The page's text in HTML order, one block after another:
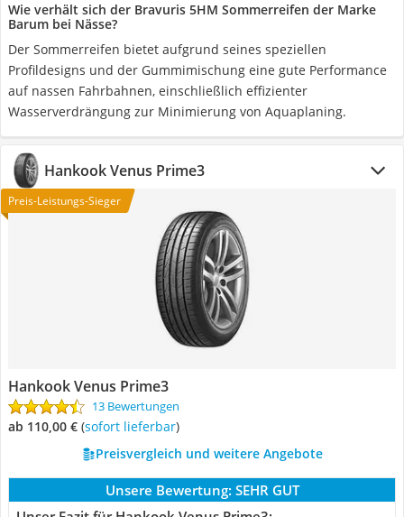
Wie verhält sich der Bravuris 5HM Sommerreifen der Marke
Barum bei Nässe?
Der Sommerreifen bietet aufgrund seines speziellen
Profildesigns und der Gummimischung eine gute Performance
auf nassen Fahrbahnen, einschließlich effizienter
Wasserverdrängung zur Minimierung von Aquaplaning.
Hankook Venus Prime3
Preis-Leistungs-Sieger
Hankook Venus Prime3
13 Bewertungen
ab 110,00 € ( Sofort lieferbar)
Preisvergleich und weitere Angebote
Unsere Bewertung: SEHR GUT